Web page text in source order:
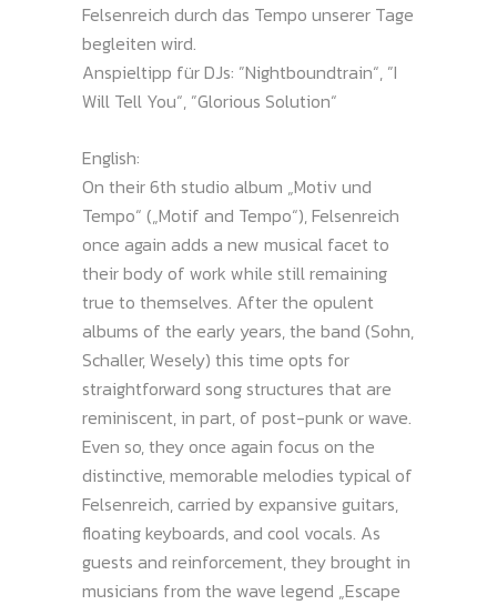
Felsenreich durch das Tempo unserer Tage
begleiten wird.
Anspieltipp für DJs: ”Nightboundtrain“, ”I
Will Tell You“, ”Glorious Solution“
English:
On their 6th studio album „Motiv und
Tempo“ („Motif and Tempo“), Felsenreich
once again adds a new musical facet to
their body of work while still remaining
true to themselves. After the opulent
albums of the early years, the band (Sohn,
Schaller, Wesely) this time opts for
straightforward song structures that are
reminiscent, in part, of post-punk or wave.
Even so, they once again focus on the
distinctive, memorable melodies typical of
Felsenreich, carried by expansive guitars,
floating keyboards, and cool vocals. As
guests and reinforcement, they brought in
musicians from the wave legend „Escape